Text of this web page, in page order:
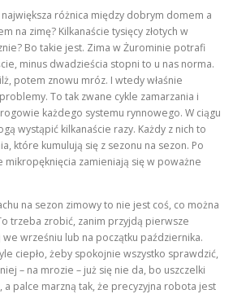
różnica między dobrym domem a
na zimę? Kilkanaście tysięcy złotych w
Bo takie jest. Zima w Żurominie potrafi
minus dwadzieścia stopni to u nas norma.
potem znowu mróz. I wtedy właśnie
To tak zwane cykle zamarzania i
każdego systemu rynnowego. W ciągu
wystąpić kilkanaście razy. Każdy z nich to
które kumulują się z sezonu na sezon. Po
mikropęknięcia zamieniają się w poważne
na sezon zimowy to nie jest coś, co można
trzeba zrobić, zanim przyjdą pierwsze
wrześniu lub na początku października.
ciepło, żeby spokojnie wszystko sprawdzić,
– na mrozie – już się nie da, bo uszczelki
a palce marzną tak, że precyzyjna robota jest